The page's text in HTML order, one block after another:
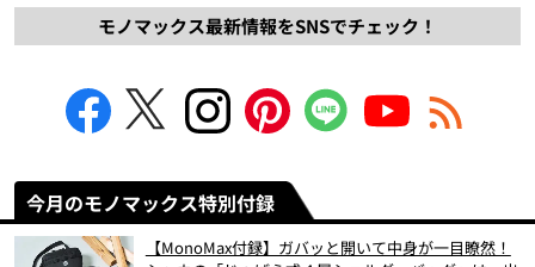
モノマックス最新情報をSNSでチェック！
今月のモノマックス特別付録
【MonoMax付録】ガバッと開いて中身が一目瞭然！